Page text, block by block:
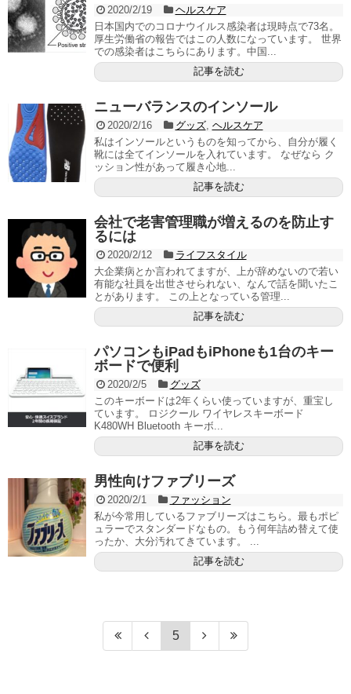
2020/2/19
ヘルスケア
日本国内でのコロナウイルス感染者は現時点で73名。
厚生労働省の報告ではこの人数になっています。 世界
での感染者はこちらにあります。中国...
記事を読む
ニューバランスのインソール
2020/2/16 グッズ, ヘルスケア
私はインソールというものを知ってから、自分が履く
靴には全てインソールを入れています。 なぜなら ク
ッション性があって履き心地...
記事を読む
会社で老害管理職が増えるのを防止す
るには
2020/2/12
ライフスタイル
大企業病とか言われてますが、上が辞めないので若い
有能な社員を出世させられない、なんで話を聞いたこ
とがあります。 この上となっている管理...
記事を読む
パソコンもiPadもiPhoneも1台のキー
ボードで便利
2020/2/5
グッズ
このキーボードは2年くらい使っていますが、重宝し
ています。 ロジクール ワイヤレスキーボード
K480WH Bluetooth キーボ...
記事を読む
男性向けファブリーズ
2020/2/1
ファッション
私が今常用しているファブリーズはこちら。最もポピ
ュラーでスタンダードなもの。もう何年詰め替えて使
ったか、大分汚れてきています。 ...
記事を読む
5